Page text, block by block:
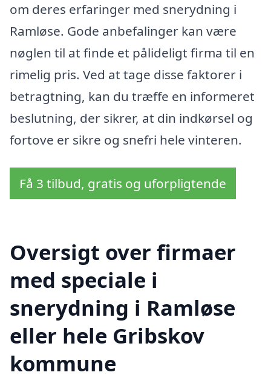
om deres erfaringer med snerydning i
Ramløse. Gode anbefalinger kan være
nøglen til at finde et pålideligt firma til en
rimelig pris. Ved at tage disse faktorer i
betragtning, kan du træffe en informeret
beslutning, der sikrer, at din indkørsel og
fortove er sikre og snefri hele vinteren.
Få 3 tilbud, gratis og uforpligtende
Oversigt over firmaer
med speciale i
snerydning i Ramløse
eller hele Gribskov
kommune